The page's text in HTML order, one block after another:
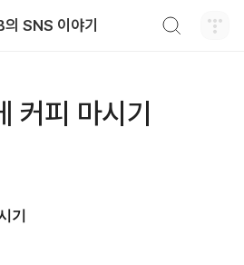
SNS 이야기
커피 마시기
기